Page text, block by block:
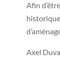
Afin
Axel